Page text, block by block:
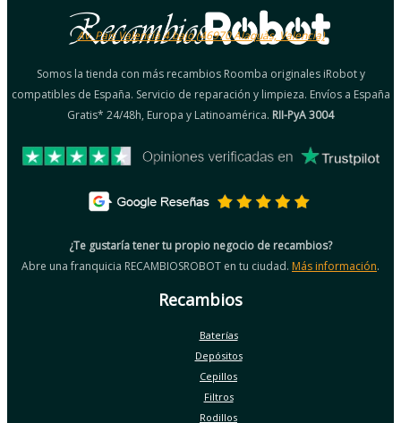
Av. País Valencià 4 bajo (46970 Alaquàs, Valencia)
Somos la tienda con más recambios Roomba originales iRobot y
compatibles de España. Servicio de reparación y limpieza. Envíos a España
Gratis* 24/48h, Europa y Latinoamérica. RII-PyA 3004
¿Te gustaría tener tu propio negocio de recambios?
Abre una franquicia RECAMBIOSROBOT en tu ciudad. Más información.
Recambios
Baterías
Depósitos
Cepillos
Filtros
Rodillos